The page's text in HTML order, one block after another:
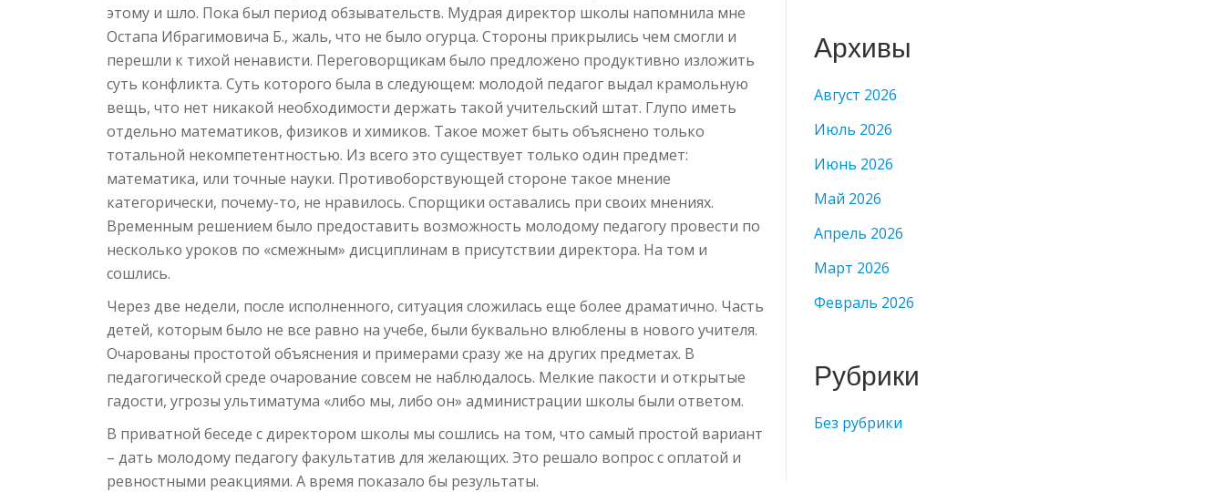
этому и шло. Пока был период обзывательств. Мудрая директор школы напомнила мне
Остапа Ибрагимовича Б., жаль, что не было огурца. Стороны прикрылись чем смогли и
перешли к тихой ненависти. Переговорщикам было предложено продуктивно изложить
суть конфликта. Суть которого была в следующем: молодой педагог выдал крамольную
вещь, что нет никакой необходимости держать такой учительский штат. Глупо иметь
отдельно математиков, физиков и химиков. Такое может быть объяснено только
тотальной некомпетентностью. Из всего это существует только один предмет:
математика, или точные науки. Противоборствующей стороне такое мнение
категорически, почему-то, не нравилось. Спорщики оставались при своих мнениях.
Временным решением было предоставить возможность молодому педагогу провести по
несколько уроков по «смежным» дисциплинам в присутствии директора. На том и
сошлись.
Через две недели, после исполненного, ситуация сложилась еще более драматично. Часть
детей, которым было не все равно на учебе, были буквально влюблены в нового учителя.
Очарованы простотой объяснения и примерами сразу же на других предметах. В
педагогической среде очарование совсем не наблюдалось. Мелкие пакости и открытые
гадости, угрозы ультиматума «либо мы, либо он» администрации школы были ответом.
В приватной беседе с директором школы мы сошлись на том, что самый простой вариант
– дать молодому педагогу факультатив для желающих. Это решало вопрос с оплатой и
ревностными реакциями. А время показало бы результаты.
Архивы
Август 2026
Июль 2026
Июнь 2026
Май 2026
Апрель 2026
Март 2026
Февраль 2026
Рубрики
Без рубрики